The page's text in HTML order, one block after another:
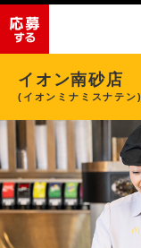
イオン南砂店
(イオンミナミスナテン)